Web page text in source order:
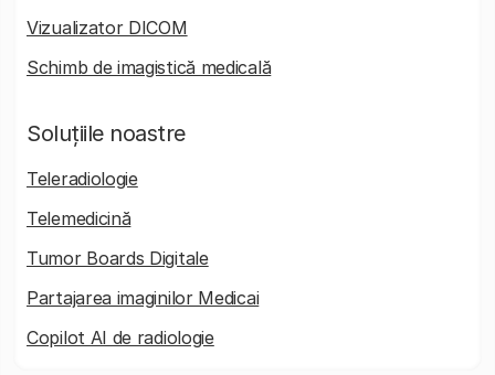
Vizualizator DICOM
Schimb de imagistică medicală
Soluțiile noastre
Teleradiologie
Telemedicină
Tumor Boards Digitale
Partajarea imaginilor Medicai
Copilot AI de radiologie